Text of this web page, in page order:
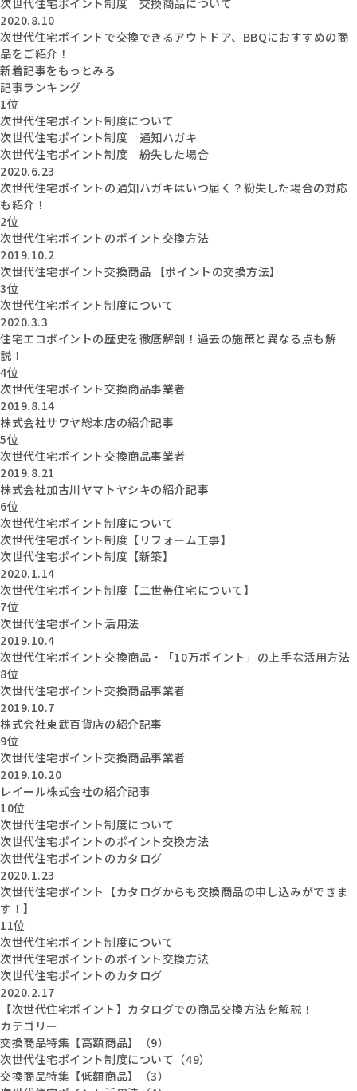
次世代住宅ポイント制度 交換商品について
2020.8.10
次世代住宅ポイントで交換できるアウトドア、BBQにおすすめの商
品をご紹介！
新着記事をもっとみる
記事ランキング
1位
次世代住宅ポイント制度について
次世代住宅ポイント制度 通知ハガキ
次世代住宅ポイント制度 紛失した場合
2020.6.23
次世代住宅ポイントの通知ハガキはいつ届く？紛失した場合の対応
も紹介！
2位
次世代住宅ポイントのポイント交換方法
2019.10.2
次世代住宅ポイント交換商品 【ポイントの交換方法】
3位
次世代住宅ポイント制度について
2020.3.3
住宅エコポイントの歴史を徹底解剖！過去の施策と異なる点も解
説！
4位
次世代住宅ポイント交換商品事業者
2019.8.14
株式会社サワヤ総本店の紹介記事
5位
次世代住宅ポイント交換商品事業者
2019.8.21
株式会社加古川ヤマトヤシキの紹介記事
6位
次世代住宅ポイント制度について
次世代住宅ポイント制度【リフォーム工事】
次世代住宅ポイント制度【新築】
2020.1.14
次世代住宅ポイント制度【二世帯住宅について】
7位
次世代住宅ポイント活用法
2019.10.4
次世代住宅ポイント交換商品・「10万ポイント」の上手な活用方法
8位
次世代住宅ポイント交換商品事業者
2019.10.7
株式会社東武百貨店の紹介記事
9位
次世代住宅ポイント交換商品事業者
2019.10.20
レイール株式会社の紹介記事
10位
次世代住宅ポイント制度について
次世代住宅ポイントのポイント交換方法
次世代住宅ポイントのカタログ
2020.1.23
次世代住宅ポイント【カタログからも交換商品の申し込みができま
す！】
11位
次世代住宅ポイント制度について
次世代住宅ポイントのポイント交換方法
次世代住宅ポイントのカタログ
2020.2.17
【次世代住宅ポイント】カタログでの商品交換方法を解説！
カテゴリー
交換商品特集【高額商品】（9）
次世代住宅ポイント制度について（49）
交換商品特集【低額商品】（3）